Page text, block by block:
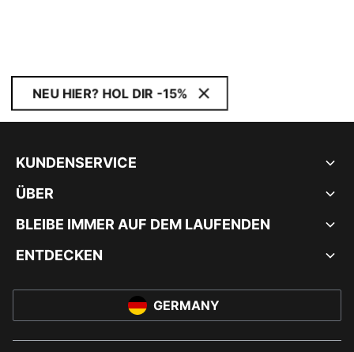
NEU HIER? HOL DIR -15%
KUNDENSERVICE
ÜBER
BLEIBE IMMER AUF DEM LAUFENDEN
ENTDECKEN
GERMANY